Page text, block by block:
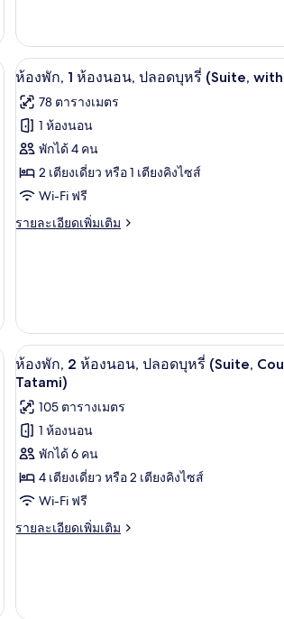
เกี่ยว
กับ
สตู
โอ,
ปลอด
บุหรี่
(Yotei)
| ตู้นิรภัยในห้องพัก, เตารีด/โต๊ะรีดผ้า, Wi-Fi ฟรี, ผ้
เปิด
ภาพถ่าย
ทั้งหมด
ของ
ห้อง
พัก,
1
บุหรี่
(Suite,
with
Tatami)
ตู้นิรภัยในห้องพัก
3
ห้องพัก, 1 ห้องนอน, ปลอดบุหรี่ (Suite,
78 ตารางเมตร
1 ห้องนอน
พักได้ 4 คน
2 เตียงเดี่ยว หรือ 1 เตียงคิงไซส์
Wi-Fi ฟรี
รายละเอียดเพิ่มเติม
ราย
ห้อง
พัก,
1
ห้อง
นอน,
ปลอด
บุหรี่
(Suite,
with
เปิด
ภาพถ่าย
ทั้งหมด
ของ
ห้อง
พัก,
ห้อง
บุหรี่
บริการอาหารในห้
5
ห้องพัก, 2 ห้องนอน, ปลอดบุหรี่ (Suite,
Tatami)
105 ตารางเมตร
1 ห้องนอน
พักได้ 6 คน
4 เตียงเดี่ยว หรือ 2 เตียงคิงไซส์
Wi-Fi ฟรี
รายละเอียดเพิ่มเติม
ราย
กับ